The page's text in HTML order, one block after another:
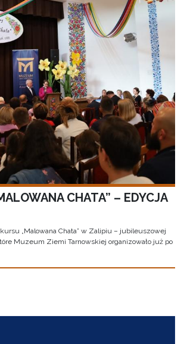
CHATA” – EDYCJA
„Malowana Chata” w Zalipiu – jubileuszowej
Muzeum Ziemi Tarnowskiej organizowało już po